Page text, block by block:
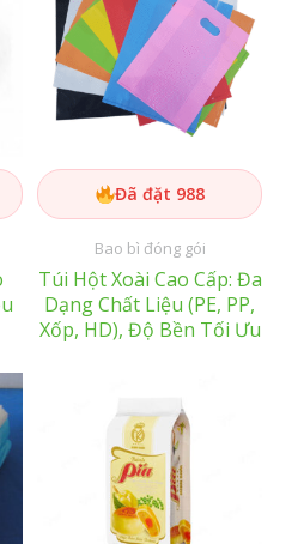
Đã đặt 988
Bao bì đóng gói
Túi Hột Xoài Cao Cấp: Đa
Dạng Chất Liệu (PE, PP,
Xốp, HD), Độ Bền Tối Ưu